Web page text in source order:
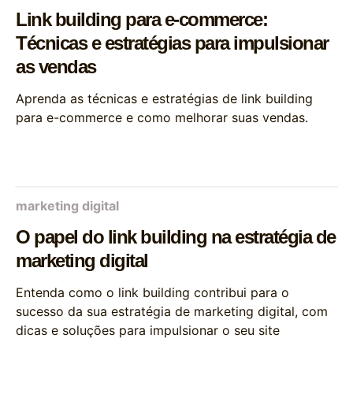
Link building para e-commerce:
Técnicas e estratégias para impulsionar
as vendas
Aprenda as técnicas e estratégias de link building
para e-commerce e como melhorar suas vendas.
marketing digital
O papel do link building na estratégia de
marketing digital
Entenda como o link building contribui para o
sucesso da sua estratégia de marketing digital, com
dicas e soluções para impulsionar o seu site